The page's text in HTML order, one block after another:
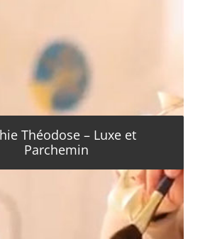
Théodose – Luxe et
Parchemin